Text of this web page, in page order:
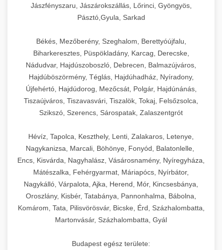
chef-iparikonyhagepek.hu
kereskedelmi konyhai megoldások
Jászfényszaru, Jászárokszállás, Lőrinci, Gyöngyös,
Pásztó,Gyula, Sarkad
Békés, Mezőberény, Szeghalom, Berettyóújfalu,
Biharkeresztes, Püspökladány, Karcag, Derecske,
Nádudvar, Hajdúszoboszló, Debrecen, Balmazújváros,
Hajdúböszörmény, Téglás, Hajdúhadház, Nyíradony,
Újfehértó, Hajdúdorog, Mezőcsát, Polgár, Hajdúnánás,
Tiszaújváros, Tiszavasvári, Tiszalök, Tokaj, Felsőzsolca,
Szikszó, Szerencs, Sárospatak, Zalaszentgrót
Hévíz, Tapolca, Keszthely, Lenti, Zalakaros, Letenye,
Nagykanizsa, Marcali, Böhönye, Fonyód, Balatonlelle,
Encs, Kisvárda, Nagyhalász, Vásárosnamény, Nyíregyháza,
Mátészalka, Fehérgyarmat, Máriapócs, Nyírbátor,
Nagykálló, Várpalota, Ajka, Herend, Mór, Kincsesbánya,
Oroszlány, Kisbér, Tatabánya, Pannonhalma, Bábolna,
Komárom, Tata, Pilisvörösvár, Bicske, Érd, Százhalombatta,
Martonvásár, Százhalombatta, Gyál
Budapest egész területe: